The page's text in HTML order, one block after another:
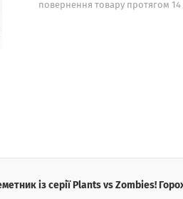
повернення товару протягом 14
із серії Plants vs Zombies!